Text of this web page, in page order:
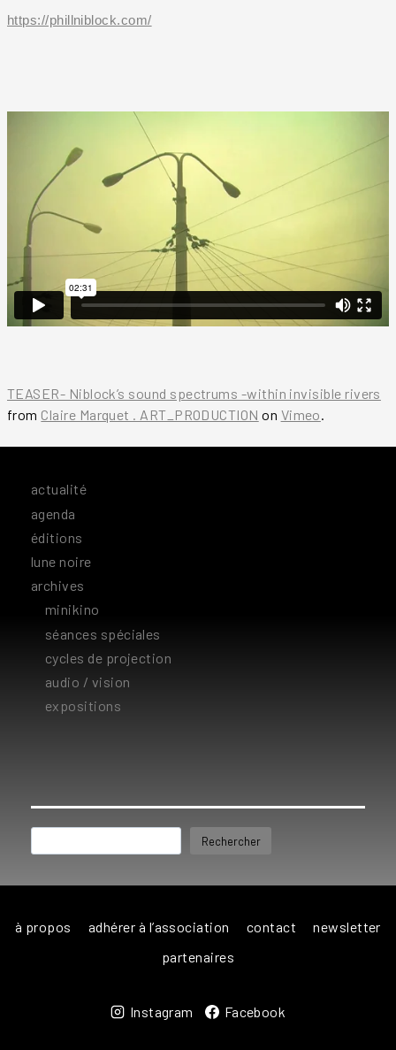
https://phillniblock.com/
TEASER- Niblock’s sound spectrums -within invisible rivers
from Claire Marquet . ART_PRODUCTION on Vimeo
actualité
agenda
éditions
lune noire
archives
minikino
séances spéciales
cycles de projection
audio / vision
expositions
Rechercher
à propos adhérer à l’association contact
newsletter
partenaires
Instagram Facebook